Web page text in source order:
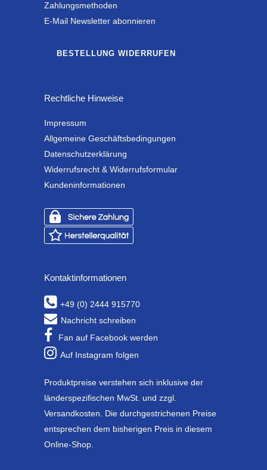
Zahlungsmethoden
E-Mail Newsletter abonnieren
BESTELLUNG WIDERRUFEN
Rechtliche Hinweise
Impressum
Allgemeine Geschäftsbedingungen
Datenschutzerklärung
Widerrufsrecht & Widerrufsformular
Kundeninformationen
Kontaktinformationen
+49 (0) 2444 915770
Nachricht schreiben
Fan auf Facebook werden
Auf Instagram folgen
Produktpreise verstehen sich inklusive der
länderspezifischen MwSt. und zzgl.
Versandkosten. Die durchgestrichenen Preise
entsprechen dem bisherigen Preis in diesem
Online-Shop.